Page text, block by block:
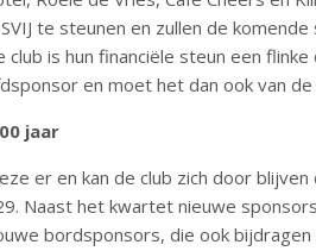
p
p
n
te steunen en zullen de
club is hun financiële steun een
en moet het dan ook van
jaar
er en kan de club zich door
Naast het kwartet nieuwe
bordsponsors, die ook bijdragen